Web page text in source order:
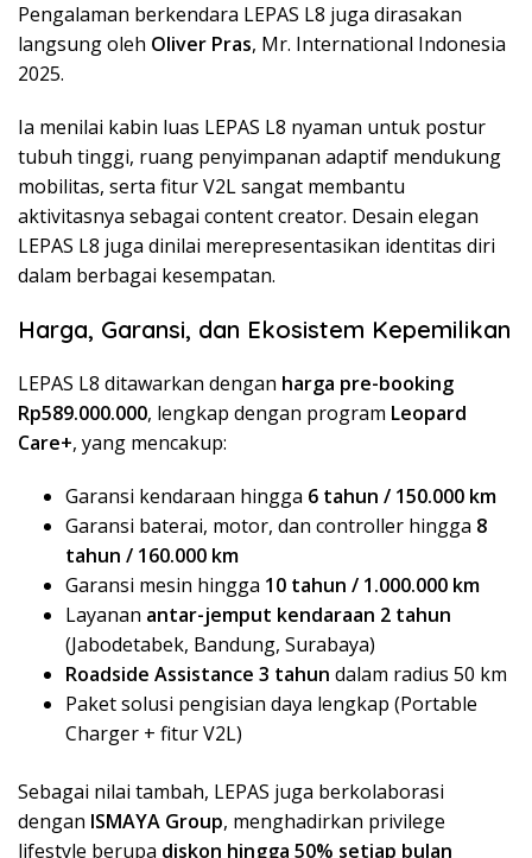
Pengalaman berkendara LEPAS L8 juga dirasakan
langsung oleh Oliver Pras, Mr. International Indonesia
2025.
Ia menilai kabin luas LEPAS L8 nyaman untuk postur
tubuh tinggi, ruang penyimpanan adaptif mendukung
mobilitas, serta fitur V2L sangat membantu
aktivitasnya sebagai content creator. Desain elegan
LEPAS L8 juga dinilai merepresentasikan identitas diri
dalam berbagai kesempatan.
Harga, Garansi, dan Ekosistem Kepemilikan
LEPAS L8 ditawarkan dengan harga pre-booking
Rp589.000.000, lengkap dengan program Leopard
Care+, yang mencakup:
Garansi kendaraan hingga 6 tahun / 150.000 km
Garansi baterai, motor, dan controller hingga 8
tahun / 160.000 km
Garansi mesin hingga 10 tahun / 1.000.000 km
Layanan antar-jemput kendaraan 2 tahun
(Jabodetabek, Bandung, Surabaya)
Roadside Assistance 3 tahun dalam radius 50 km
Paket solusi pengisian daya lengkap (Portable
Charger + fitur V2L)
Sebagai nilai tambah, LEPAS juga berkolaborasi
dengan ISMAYA Group, menghadirkan privilege
lifestyle berupa diskon hingga 50% setiap bulan